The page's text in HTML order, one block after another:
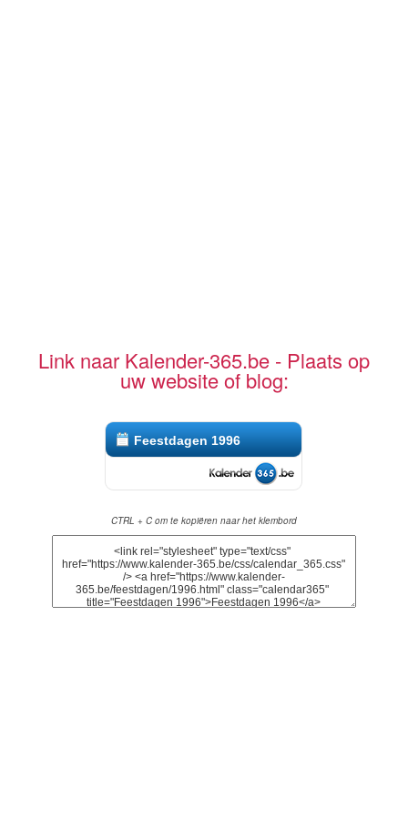
Link naar Kalender-365.be - Plaats op
uw website of blog:
Feestdagen 1996
CTRL + C om te kopiëren naar het klembord